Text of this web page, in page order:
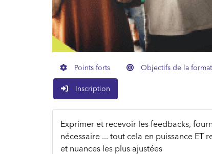
Points forts Objectifs de la
Inscription
Exprimer et recevoir les feedbacks,
nécessaire ... tout cela en puissance ET
et nuances les plus ajustées